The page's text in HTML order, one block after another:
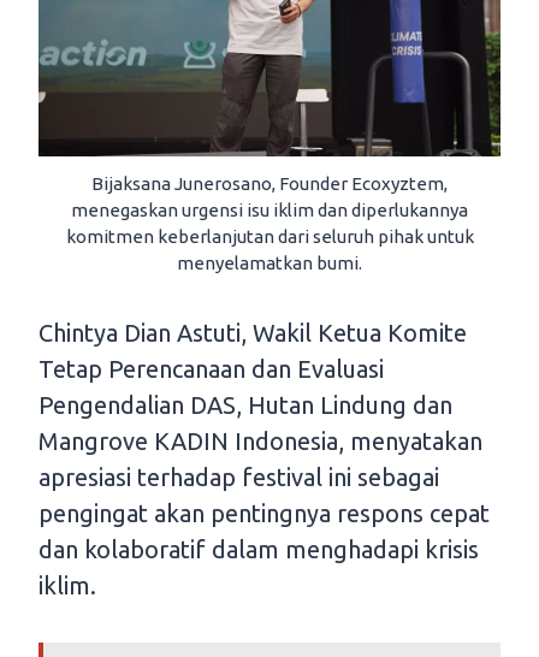
Bijaksana Junerosano, Founder Ecoxyztem,
menegaskan urgensi isu iklim dan diperlukannya
komitmen keberlanjutan dari seluruh pihak untuk
menyelamatkan bumi.
Chintya Dian Astuti, Wakil Ketua Komite
Tetap Perencanaan dan Evaluasi
Pengendalian DAS, Hutan Lindung dan
Mangrove KADIN Indonesia, menyatakan
apresiasi terhadap festival ini sebagai
pengingat akan pentingnya respons cepat
dan kolaboratif dalam menghadapi krisis
iklim.